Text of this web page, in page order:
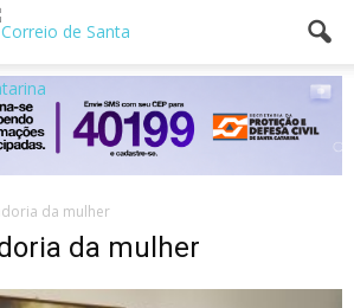
da mulher
da mulher